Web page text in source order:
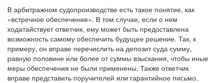
В арбитражном судопроизводстве есть такое понятие, как
«встречное обеспечение». В том случае, если о нем
ходатайствует ответчик, ему может быть предоставлена
возможность самому обеспечить будущее решение. Так, к
примеру, он вправе перечислить на депозит суда сумму,
равную половине или более от суммы взыскания, чтобы иные
меры обеспечения не были применены. Также ответчик
вправе представить поручителей или гарантийное письмо.